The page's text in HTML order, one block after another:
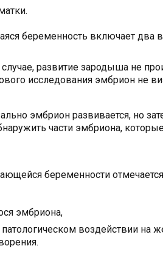
беременность включает два
развитие зародыша не
исследования эмбрион не
эмбрион развивается, но
части эмбриона,
беременности
эмбриона,
патологическом воздействии на